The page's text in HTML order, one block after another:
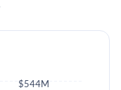
$544M